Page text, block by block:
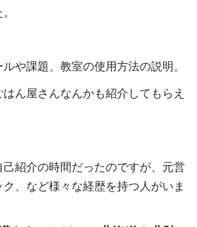
や課題、教室の使用方法の説明。
ん屋さんなんかも紹介してもらえ
紹介の時間だったのですが、元営
、など様々な経歴を持つ人がいま